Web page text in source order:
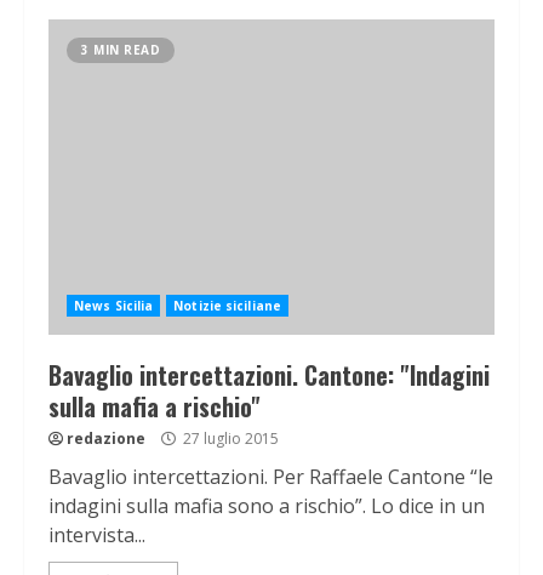
3 MIN READ
News Sicilia Notizie siciliane
Bavaglio intercettazioni. Cantone: "Indagini
sulla mafia a rischio"
redazione 27 luglio 2015
Bavaglio intercettazioni. Per Raffaele Cantone “le
indagini sulla mafia sono a rischio”. Lo dice in un
intervista...